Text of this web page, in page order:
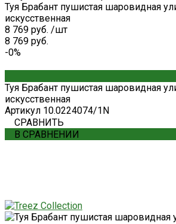
Туя Брабант пушистая шаровидная
искусственная
8 769 руб. /шт
8 769 руб.
-0%
Туя Брабант пушистая шаровидная
искусственная
Артикул 10.0224074/1N
СРАВНИТЬ
В СРАВНЕНИИ